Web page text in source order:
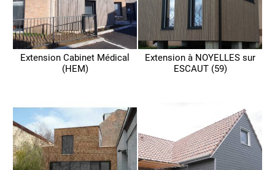
Extension Cabinet Médical
(HEM)
Extension à NOYELLES sur
ESCAUT (59)